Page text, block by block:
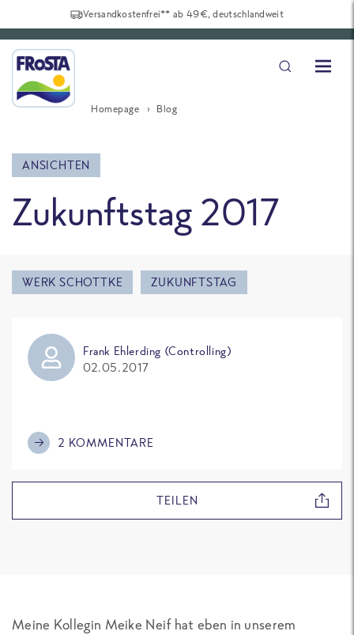
Versandkostenfrei** ab 49€, deutschlandweit
Homepage Blog
ANSICHTEN
Zukunftstag 2017
WERK SCHOTTKE ZUKUNFTSTAG
Frank Ehlerding (Controlling)
02.05.2017
2 KOMMENTARE
TEILEN
Meine Kollegin Meike Neif hat eben in unserem